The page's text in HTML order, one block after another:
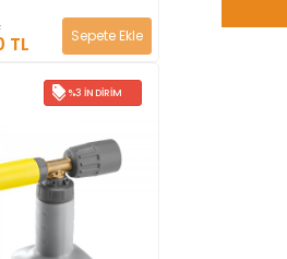
TL Sepete Ekle
%3 İNDIRIM